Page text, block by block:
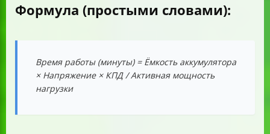
Формула (простыми словами):
Время работы (минуты) = Ёмкость аккумулятора
× Напряжение × КПД / Активная мощность
нагрузки